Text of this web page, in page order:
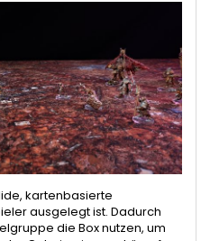
kartenbasierte
ausgelegt ist. Dadurch
die Box nutzen, um